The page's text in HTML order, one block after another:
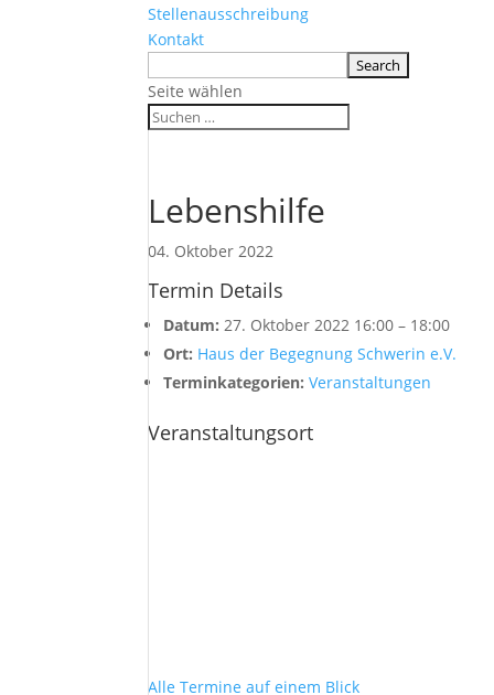
Stellenausschreibung
Kontakt
Seite wählen
Lebenshilfe
04. Oktober 2022
Termin Details
Datum: 27. Oktober 2022 16:00 – 18:00
Ort: Haus der Begegnung Schwerin e.V.
Terminkategorien: Veranstaltungen
Veranstaltungsort
Alle Termine auf einem Blick